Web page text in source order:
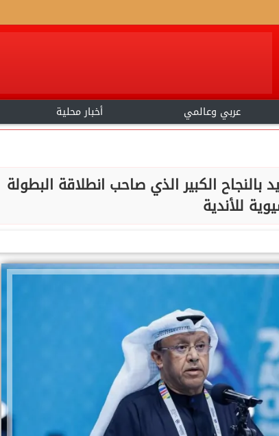
عربي وعالمي أخبار محلية
بالنجاح الكبير الذي صاحب انطلاقة البطولة
للأندية